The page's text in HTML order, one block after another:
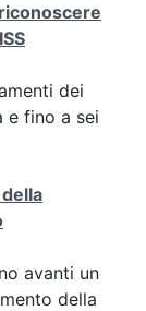
dei
e fino a sei
avanti un
della